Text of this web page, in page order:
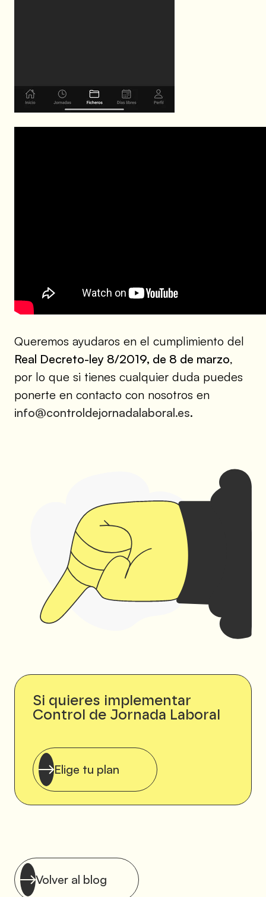
Queremos ayudaros en el cumplimiento del
Real Decreto-ley 8/2019, de 8 de marzo,
por lo que si tienes cualquier duda puedes
ponerte en contacto con nosotros en
info@controldejornadalaboral.es.
Si quieres implementar
Control de Jornada Laboral
Elige tu plan
Volver al blog